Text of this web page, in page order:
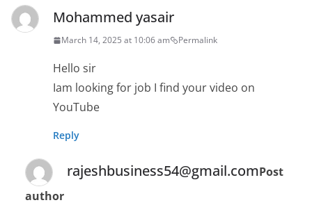
Mohammed yasair
March 14, 2025 at 10:06 am Permalink
Hello sir
Iam looking for job I find your video on
YouTube
Reply
rajeshbusiness54@gmail.comPost
author